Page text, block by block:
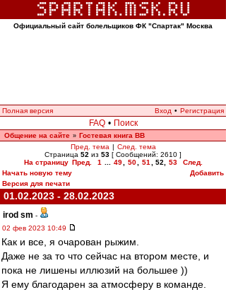
Официальный сайт болельщиков ФК "Спартак" Москва
Полная версия Вход • Регистрация
FAQ • Поиск
Общение на сайте » Гостевая книга ВВ
Пред. тема | След. тема
Страница 52 из 53 [ Сообщений: 2610 ]
На страницу Пред. 1 49 50 51 52 53
След.
Начать новую тему
Добавить
Версия для печати
01.02.2023 - 28.02.2023
irod sm -
02 фев 2023 10:49
Как и все, я очарован рыжим.
Даже не за то что сейчас на втором месте, и
пока не лишены иллюзий на большее ))
Я ему благодарен за атмосферу в команде.